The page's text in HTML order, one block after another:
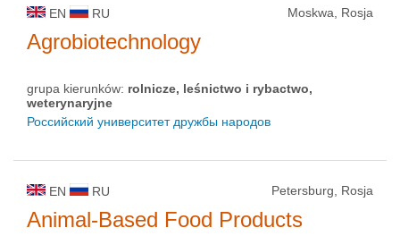
EN RU Moskwa, Rosja
Agrobiotechnology
grupa kierunków: rolnicze, leśnictwo i rybactwo,
weterynaryjne
Российский университет дружбы народов
EN RU Petersburg, Rosja
Animal-Based Food Products